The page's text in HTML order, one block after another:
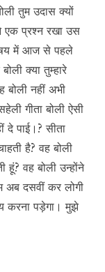
तुम उदास क्यों
एक प्रश्न रखा उस
में आज से पहले
क्या तुम्हारे
बोली नहीं अभी
गीता बोली ऐसी
दे पाई।? सीता
है? वह बोली
हूं? वह बोली उन्होंने
अब दसवीं कर लोगी
करना पड़ेगा। मुझे